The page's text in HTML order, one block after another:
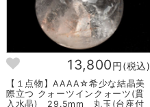
13,800円(税込)
【１点物】AAAA☆希少な結晶美
際立つ クォーツインクォーツ(貫
入水晶) 29.5mm 丸玉(台座付